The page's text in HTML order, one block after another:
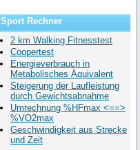
Sport Rechner
2 km Walking Fitnesstest
Coopertest
Energieverbrauch in
Metabolisches Äquivalent
Steigerung der Laufleistung
durch Gewichtsabnahme
Umrechnung %HFmax <==>
%VO2max
Geschwindigkeit aus Strecke
und Zeit